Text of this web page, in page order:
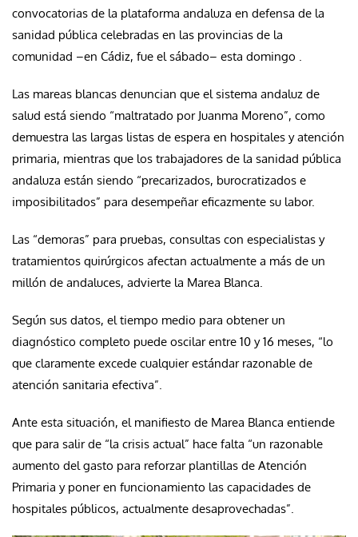
convocatorias de la plataforma andaluza en defensa de la
sanidad pública celebradas en las provincias de la
comunidad –en Cádiz, fue el sábado– esta domingo .
Las mareas blancas denuncian que el sistema andaluz de
salud está siendo “maltratado por Juanma Moreno”, como
demuestra las largas listas de espera en hospitales y atención
primaria, mientras que los trabajadores de la sanidad pública
andaluza están siendo “precarizados, burocratizados e
imposibilitados” para desempeñar eficazmente su labor.
Las “demoras” para pruebas, consultas con especialistas y
tratamientos quirúrgicos afectan actualmente a más de un
millón de andaluces, advierte la Marea Blanca.
Según sus datos, el tiempo medio para obtener un
diagnóstico completo puede oscilar entre 10 y 16 meses, “lo
que claramente excede cualquier estándar razonable de
atención sanitaria efectiva”.
Ante esta situación, el manifiesto de Marea Blanca entiende
que para salir de “la crisis actual” hace falta “un razonable
aumento del gasto para reforzar plantillas de Atención
Primaria y poner en funcionamiento las capacidades de
hospitales públicos, actualmente desaprovechadas”.